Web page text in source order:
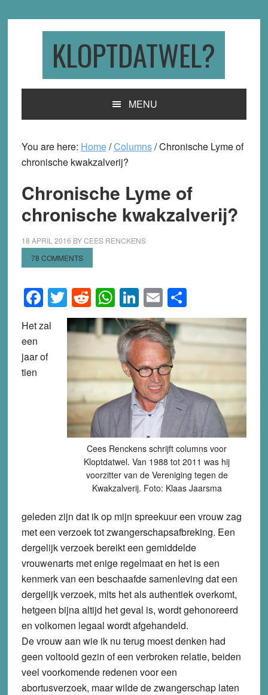
KLOPTDATWEL?
MENU
You are here: Home/Columns/Chronische Lyme of
chronische kwakzalverij?
Chronische Lyme of
chronische kwakzalverij?
18 APRIL 2016 BYCEES RENCKENS
78 COMMENTS
Facebook
Twitter
Reddit
WhatsApp
LinkedIn
EmailShare
Cees Renckens schrijft columns voor
Kloptdatwel. Van 1988 tot 2011 was hij
voorzitter van de Vereniging tegen de
Kwakzalverij. Foto: Klaas Jaarsma
Het zal
een
jaar of
tien
geleden zijn dat ik op mijn spreekuur een vrouw zag
met een verzoek tot zwangerschapsafbreking. Een
dergelijk verzoek bereikt een gemiddelde
vrouwenarts met enige regelmaat en het is een
kenmerk van een beschaafde samenleving dat een
dergelijk verzoek, mits het als authentiek overkomt,
hetgeen bijna altijd het geval is, wordt gehonoreerd
en volkomen legaal wordt afgehandeld.
De vrouw aan wie ik nu terug moest denken had
geen voltooid gezin of een verbroken relatie, beiden
veel voorkomende redenen voor een
abortusverzoek, maar wilde de zwangerschap laten